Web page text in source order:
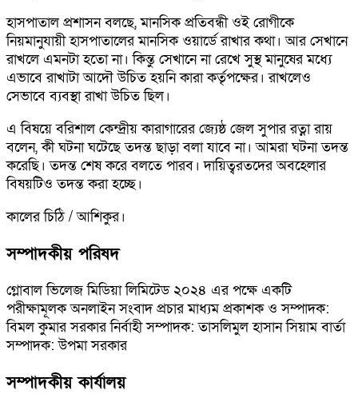
হাসপাতাল প্রশাসন বলছে, মানসিক প্রতিবন্ধী ওই রোগীকে
নিয়মানুযায়ী হাসপাতালের মানসিক ওয়ার্ডে রাখার কথা। আর সেখানে
রাখলে এমনটা হতো না। কিন্তু সেখানে না রেখে সুস্থ মানুষের মধ্যে
এভাবে রাখাটা আদৌ উচিত হয়নি কারা কর্তৃপক্ষের। রাখলেও
সেভাবে ব্যবস্থা রাখা উচিত ছিল।
এ বিষয়ে বরিশাল কেন্দ্রীয় কারাগারের জ্যেষ্ঠ জেল সুপার রত্না রায়
বলেন, কী ঘটনা ঘটেছে তদন্ত ছাড়া বলা যাবে না। আমরা ঘটনা তদন্ত
করেছি। তদন্ত শেষ করে বলতে পারব। দায়িত্বরতদের অবহেলার
বিষয়টিও তদন্ত করা হচ্ছে।
কালের চিঠি / আশিকুর।
সম্পাদকীয় পরিষদ
গ্লোবাল ভিলেজ মিডিয়া লিমিটেড ২০২৪ এর পক্ষে একটি
পরীক্ষামূলক অনলাইন সংবাদ প্রচার মাধ্যম প্রকাশক ও সম্পাদক:
বিমল কুমার সরকার নির্বাহী সম্পাদক: তাসলিমুল হাসান সিয়াম বার্তা
সম্পাদক: উপমা সরকার
সম্পাদকীয় কার্যালয়